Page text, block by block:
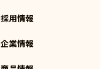
採用情報
企業情報